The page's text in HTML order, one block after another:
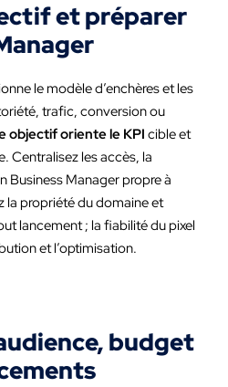
et préparer
le modèle d’enchères et les
trafic, conversion ou
objectif oriente le KPI cible et
Centralisez les accès, la
Business Manager propre à
la propriété du domaine et
lancement ; la fiabilité du pixel
et l’optimisation.
budget